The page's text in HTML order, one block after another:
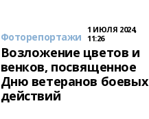
Фоторепортажи
1 ИЮЛЯ 2024,
11:26
Возложение цветов и
венков, посвященное
Дню ветеранов боевых
действий